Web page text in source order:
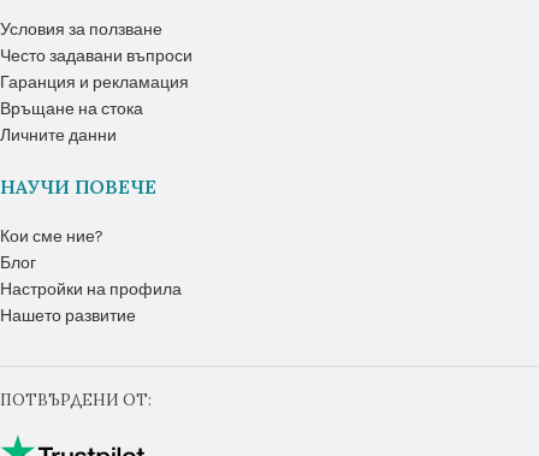
Условия за ползване
Често задавани въпроси
Гаранция и рекламация
Връщане на стока
Личните данни
НАУЧИ ПОВЕЧЕ
Кои сме ние?
Блог
Настройки на профила
Нашето развитие
ПОТВЪРДЕНИ ОТ: